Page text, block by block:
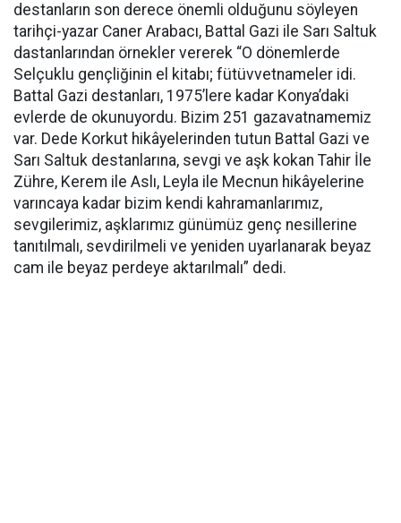
destanların son derece önemli olduğunu söyleyen
tarihçi-yazar Caner Arabacı, Battal Gazi ile Sarı Saltuk
dastanlarından örnekler vererek “O dönemlerde
Selçuklu gençliğinin el kitabı; fütüvvetnameler idi.
Battal Gazi destanları, 1975’lere kadar Konya’daki
evlerde de okunuyordu. Bizim 251 gazavatnamemiz
var. Dede Korkut hikâyelerinden tutun Battal Gazi ve
Sarı Saltuk destanlarına, sevgi ve aşk kokan Tahir İle
Zühre, Kerem ile Aslı, Leyla ile Mecnun hikâyelerine
varıncaya kadar bizim kendi kahramanlarımız,
sevgilerimiz, aşklarımız günümüz genç nesillerine
tanıtılmalı, sevdirilmeli ve yeniden uyarlanarak beyaz
cam ile beyaz perdeye aktarılmalı” dedi.